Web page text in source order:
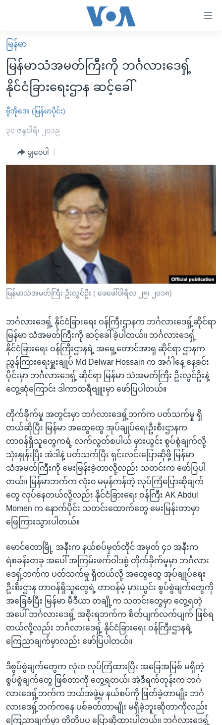
လွယ်ကူ
စေ
သည့်
Link
များ
ပင်မ
ကျော်
ကြည့်
ရှာဖွေ
ရန်
နေရာ
သို့
ကျော်
ရန်
မူလစာမျက်နှာ
မြန်မာ
ကမ္ဘာ့သတင်းများ
နိုင်ငံတကာ
အမေရိကန်
အစ္စရေး-ပါလက်စတိုင်း
ဗွီဒီယို
သတင်းလွတ်လပ်ခွင့်
အင်္ဂလိပ်စာလေ့လာမယ်
အမေရိကန်သုံးအီဒီယံ
မကြေးမုံရဲ့ အင်္ဂလိပ်စာ
ရုပ်ရှင်ထဲက အင်္ဂလိပ်စာ
သုတပဒေသာ အင်္ဂလိပ်စာ
အပတ်စဉ်ကဏ္ဍများ
ရေဒီယိုနှင့်ရုပ်သံ အချက်အလက်များ
ရေဒီယို/တီဗွီအစီအစဉ်
Learning English
ဗွီအိုအေ လူမှုကွန်ယက်များ
ဘာသာစကားများ
မြန်မာ
မြန်မာသံအမတ်ကြီးကို ဘင်္ဂလားဒေရှ့်
နိုင်ငံခြားရေးဌာန ဆင့်ခေါ်
ဗွီအိုအေ (မြန်မာပိုင်း)
၃၀ ဇန္နဝါရီ၊ ၂၀၁၉
မျှဝေပါ
မြန်မာသံအမတ်ကြီး ဦးလွင်ဦး ( ဖေဖေါ်ဝါရီလ ၂၅၊ ၂၀၁၈)
ဘင်္ဂလားဒေရှ့် နိုင်ငံခြားရေး ဝန်ကြီးဌာနက ဘင်္ဂလားဒေရှ့်ဆိုင်ရာ
မြန်မာ သံအမတ်ကြီးကို ဆင့်ခေါ်ခဲ့ပါတယ်။ ဘင်္ဂလားဒေရှ့်
နိုင်ငံခြားရေး ဝန်ကြီးဌာနရဲ့ အရှေ့တောင်အာရှ ဆိုင်ရာ ဌာနက
ညွှန်ကြားရေးမှူးချုပ် Md Delwar Hossain က အင်္ဂါနေ့ နေ့ခင်း
ပိုင်းမှာ ဘင်္ဂလားဒေရှ့် ဆိုင်ရာ မြန်မာ သံအမတ်ကြီး ဦးလွင်ဦးနဲ့
တွေ့ဆုံကြောင်း ဒါကာထရီဗျူးမှာ ဖော်ပြပါတယ်။
တိုက်ခိုက်မှု အတွင်းမှာ ဘင်္ဂလားဒေရှ့်ဘက်က ပတ်သက်မှု ရှိ
တယ်ဆိုပြီး မြန်မာ အထွေထွေ အုပ်ချုပ်ရေးဦးစီးဌာနက
တာဝန်ရှိသူတွေကရဲ့ လက်လွတ်စပါယ် မှားယွင်း စွပ်စွဲချက်လို့
သုံးနှုန်းပြီး အဲဒါနဲ့ ပတ်သက်ပြီး ရှင်းလင်းပြောဆိုဖို့ မြန်မာ
သံအမတ်ကြီးကို မေးမြန်းခဲ့တာလို့လည်း သတင်းက ဖော်ပြပါ
တယ်။ မြန်မာဘက်က လုံး၀ မမှန်ကန်တဲ့ လုပ်ကြံပြောဆိုချက်
တွေ လုပ်နေတယ်လို့လည်း နိုင်ငံခြားရေး ဝန်ကြီး AK Abdul
Momen က နောက်ပိုင်း သတင်းထောက်တွေ မေးမြန်းတာမှာ
ဖြေကြားသွားပါတယ်။
မောင်တောမြို့ အနီးက နယ်စပ်မှတ်တိုင် အမှတ် ၄၁ အနီးက
ရဲစခန်းတခု အပေါ် အကြမ်းဖက်ဝါဒစွဲ တိုက်ခိုက်မှုမှာ ဘင်္ဂလား
ဒေရှ့်ဘက်က ပတ်သက်မှု ရှိတယ်လို့ အထွေထွေ အုပ်ချုပ်ရေး
ဦးစီးဌာန တာဝန်ရှိသူတွေရဲ့ တာဝန်မဲ့ မှားယွင်း စွပ်စွဲချက်တွေကို
အခြေခံပြီး မြန်မာ မီဒီယာ တချို့က သတင်းတွေမှာ တွေ့ရတဲ့
အပေါ် ဘင်္ဂလားဒေရှ့် အစိုးရဘက်က စိတ်ပျက်လက်ပျက် ဖြစ်ရ
တယ်လို့လည်း ဘင်္ဂလားဒေရှ့် နိုင်ငံခြားရေး ဝန်ကြီးဌာနရဲ့
ကြေညာချက်မှာလည်း ဖော်ပြပါတယ်။
ဒီစွပ်စွဲချက်တွေက လုံး၀ လုပ်ကြံထားပြီး အခြေအမြစ် မရှိတဲ့
စွပ်စွဲချက်တွေ ဖြစ်တာကို တွေ့ရတယ်၊ အဲဒီရက်တုန်းက ဘင်္ဂ
လားဒေရှ့်ဘက်က ဘယ်အဖွဲ့မှ နယ်စပ်ကို ဖြတ်ခဲ့တာမျိုး ဘင်္ဂ
လားဒေရှ့်ဘက်ကနေ ပစ်ခတ်တာမျိုး မရှိခဲ့ဘူးဆိုတာကိုလည်း
ကြေညာချက်မှာ တိတိပပ ပြောဆိုထားပါတယ်။ ဘင်္ဂလားဒေရှ့်